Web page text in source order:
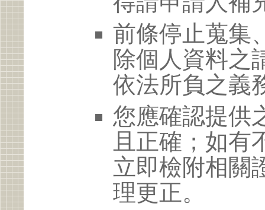
前條停止蒐集
除個人資料之
依法所負之義
您應確認提供
且正確；如有
立即檢附相關
理更正。